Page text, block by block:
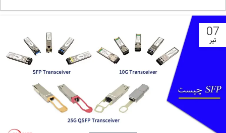
07
تیر